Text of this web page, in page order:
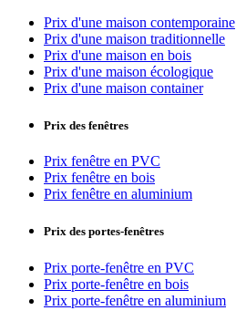
Prix d'une maison contemporaine
Prix d'une maison traditionnelle
Prix d'une maison en bois
Prix d'une maison écologique
Prix d'une maison container
Prix des fenêtres
Prix fenêtre en PVC
Prix fenêtre en bois
Prix fenêtre en aluminium
Prix des portes-fenêtres
Prix porte-fenêtre en PVC
Prix porte-fenêtre en bois
Prix porte-fenêtre en aluminium